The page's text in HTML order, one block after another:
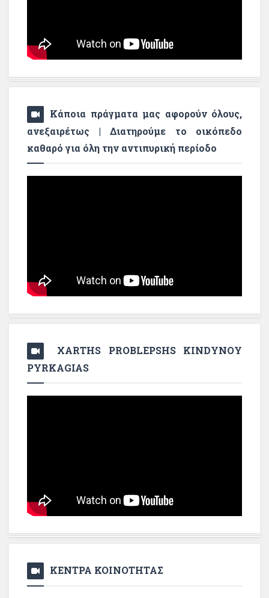
Κάποια πράγματα μας αφορούν όλους,
ανεξαιρέτως | Διατηρούμε το οικόπεδο
καθαρό για όλη την αντιπυρική περίοδο
XARTHS PROBLEPSHS KINDYNOY
PYRKAGIAS
ΚΕΝΤΡΑ ΚΟΙΝΟΤΗΤΑΣ